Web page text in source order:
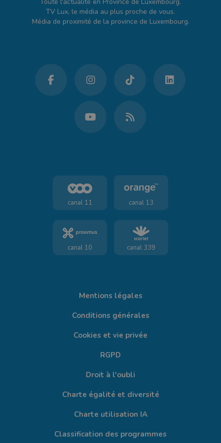
TV Lux, le média au plus proche de vous.
Média de proximité de la province de Luxembourg.
canal 11 canal 13
canal 10 canal 339
Mentions légales
Conditions générales
Cookies et vie privée
RGPD
Droit à l'oubli
Charte égalité et diversité
Charte utilisation IA
Classification des programmes